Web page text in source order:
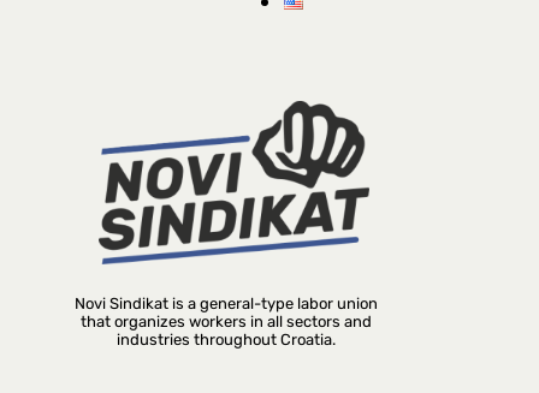
Novi Sindikat is a general-type labor union
that organizes workers in all sectors and
industries throughout Croatia.